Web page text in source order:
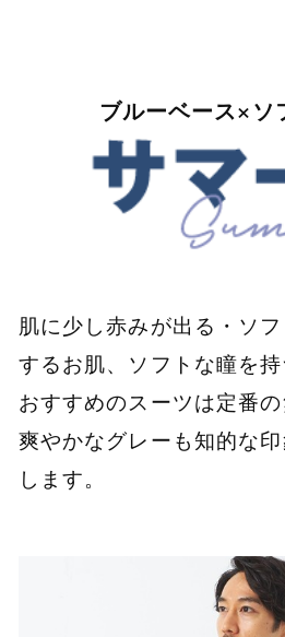
ブルーベース×ソ
肌に少し赤みが出る・ソ
するお肌、ソフトな瞳を持
おすすめのスーツは定番の
爽やかなグレーも知的な
します。